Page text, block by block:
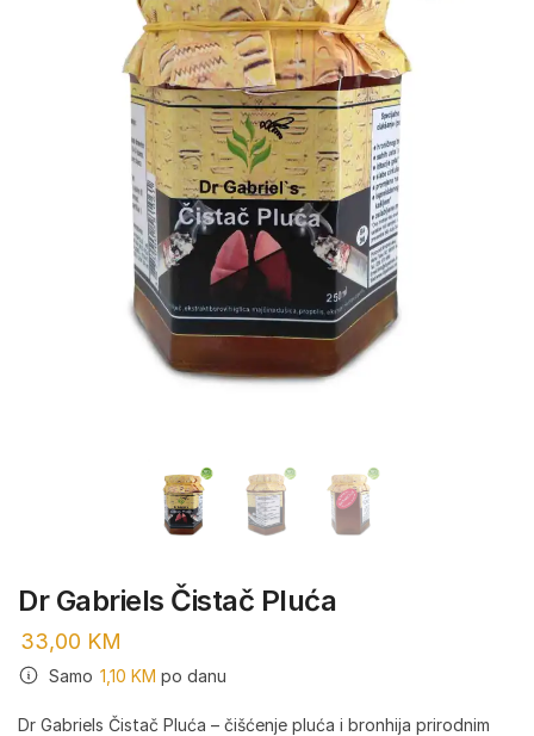
Dr Gabriels Čistač Pluća
33,00 KM
Samo 1,10 KM po danu
Dr Gabriels Čistač Pluća – čišćenje pluća i bronhija prirodnim